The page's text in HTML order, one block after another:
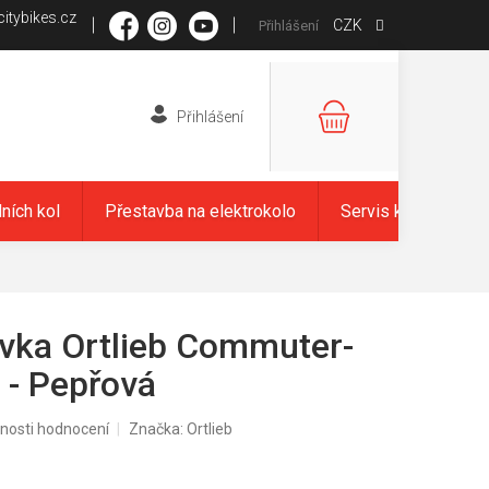
CZK
Přihlášení
NÁKUPNÍ
kol Přestavba na elektrokolo Servis kol
Ortlieb Commuter-
- Pepřová
hodnocení Značka: Ortlieb